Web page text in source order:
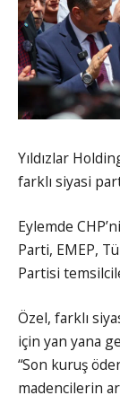
Yıldızlar
farklı siyasi
Eylemde
Parti, EMEP,
Partisi
Özel, farklı
için yan yana
“Son kuruş
madencilerin